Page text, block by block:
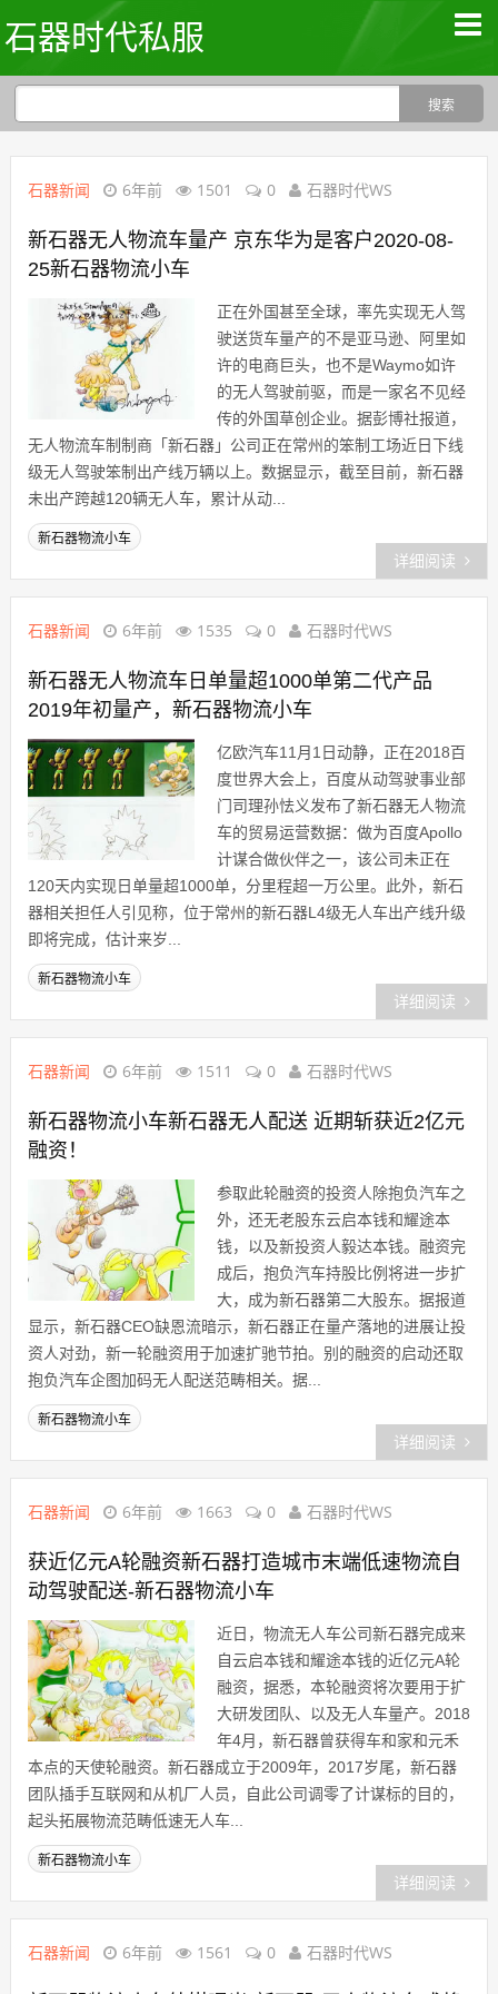
石器时代私服
石器新闻 6年前 1501 0 石器时代WS
新石器无人物流车量产 京东华为是客户2020-08-
25新石器物流小车
正在外国甚至全球，率先实现无人驾
驶送货车量产的不是亚马逊、阿里如
许的电商巨头，也不是Waymo如许
的无人驾驶前驱，而是一家名不见经
传的外国草创企业。据彭博社报道，
无人物流车制制商「新石器」公司正在常州的笨制工场近日下线
级无人驾驶笨制出产线万辆以上。数据显示，截至目前，新石器
未出产跨越120辆无人车，累计从动...
新石器物流小车
详细阅读
石器新闻 6年前 1535 0 石器时代WS
新石器无人物流车日单量超1000单第二代产品
2019年初量产，新石器物流小车
亿欧汽车11月1日动静，正在2018百
度世界大会上，百度从动驾驶事业部
门司理孙怯义发布了新石器无人物流
车的贸易运营数据：做为百度Apollo
计谋合做伙伴之一，该公司未正在
120天内实现日单量超1000单，分里程超一万公里。此外，新石
器相关担任人引见称，位于常州的新石器L4级无人车出产线升级
即将完成，估计来岁...
新石器物流小车
详细阅读
石器新闻 6年前 1511 0 石器时代WS
新石器物流小车新石器无人配送 近期斩获近2亿元
融资！
参取此轮融资的投资人除抱负汽车之
外，还无老股东云启本钱和耀途本
钱，以及新投资人毅达本钱。融资完
成后，抱负汽车持股比例将进一步扩
大，成为新石器第二大股东。据报道
显示，新石器CEO缺恩流暗示，新石器正在量产落地的进展让投
资人对劲，新一轮融资用于加速扩驰节拍。别的融资的启动还取
抱负汽车企图加码无人配送范畴相关。据...
新石器物流小车
详细阅读
石器新闻 6年前 1663 0 石器时代WS
获近亿元A轮融资新石器打造城市末端低速物流自
动驾驶配送-新石器物流小车
近日，物流无人车公司新石器完成来
自云启本钱和耀途本钱的近亿元A轮
融资，据悉，本轮融资将次要用于扩
大研发团队、以及无人车量产。2018
年4月，新石器曾获得车和家和元禾
本点的天使轮融资。新石器成立于2009年，2017岁尾，新石器
团队插手互联网和从机厂人员，自此公司调零了计谋标的目的，
起头拓展物流范畴低速无人车...
新石器物流小车
详细阅读
石器新闻 6年前 1561 0 石器时代WS